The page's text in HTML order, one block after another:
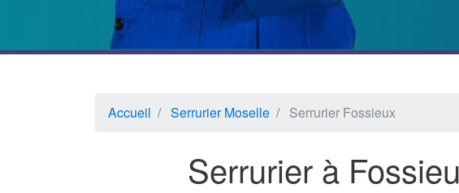
Accueil Serrurier Moselle Serrurier Fossieux
Serrurier à